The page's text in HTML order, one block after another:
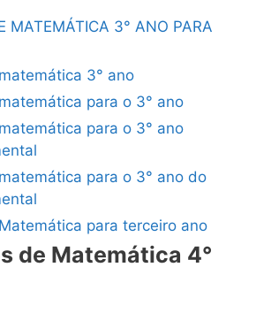
MATEMÁTICA 3° ANO PARA
3° ano
para o 3° ano
para o 3° ano
para o 3° ano do
para terceiro ano
de Matemática 4°